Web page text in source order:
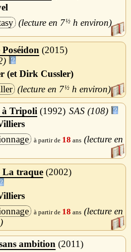
7½ h
2015
(et Dirk Cussler)
7½ h
à Tripoli 1992
SAS (108)
18
La traque 2002
18
ambition
2011